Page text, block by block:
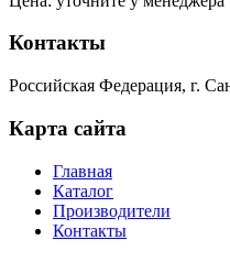
Контакты
Российская Федерация, г.
Карта сайта
Главная
Каталог
Производители
Контакты